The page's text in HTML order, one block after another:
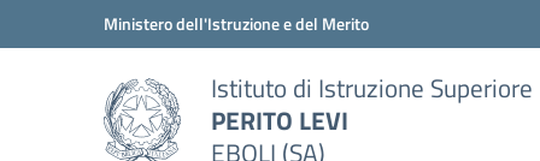
Vai ai contenuti
Vai al menu di navigazioneMinistero dell'Istruzione e del Merito
Istituto di Istruzione Superiore
PERITO LEVI
EBOLI (SA)